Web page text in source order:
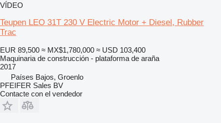
VÍDEO
Teupen LEO 31T 230 V Electric Motor + Diesel, Rubber
Trac
EUR 89,500 ≈ MX$1,780,000 ≈ USD 103,400
Maquinaria de construcción - plataforma de araña
2017
Países Bajos, Groenlo
PFEIFER Sales BV
Contacte con el vendedor